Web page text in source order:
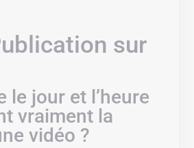
sur
le jour et l’heure
vraiment la
vidéo ?